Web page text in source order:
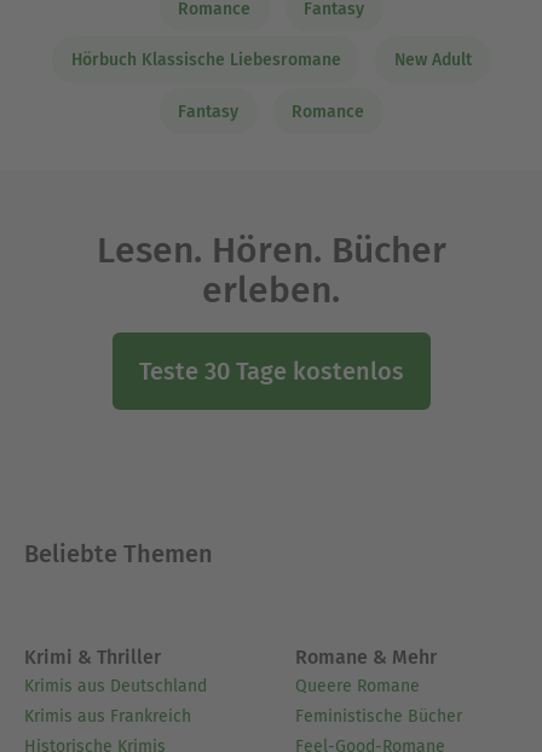
Romance Fantasy
Hörbuch Klassische Liebesromane New Adult
Fantasy Romance
Lesen. Hören. Bücher
erleben.
Teste 30 Tage kostenlos
Beliebte Themen
Krimi & Thriller
Krimis aus Deutschland
Krimis aus Frankreich
Historische Krimis
Romane & Mehr
Queere Romane
Feministische Bücher
Feel-Good-Romane